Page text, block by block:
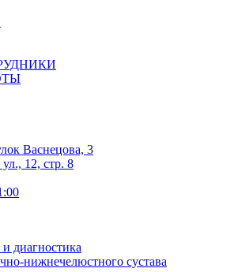
Васнецова, 3
12, стр. 8
диагностика
нижнечелюстного сустава